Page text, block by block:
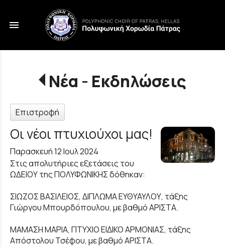
menu
Νέα - Εκδηλώσεις
Επιστροφή
Οι νέοι πτυχιούχοι μας!
Παρασκευή 12 Ιουλ 2024
Στις απολυτήριες εξετάσεις του
ΩΔΕΙΟΥ της ΠΟΛΥΦΩΝΙΚΗΣ δόθηκαν:
ΣΙΩΖΟΣ ΒΑΣΙΛΕΙΟΣ, ΔΙΠΛΩΜΑ ΕΥΘΥΑΥΛΟΥ, τάξης
Γιώργου Μπουρδόπουλου, με βαθμό ΑΡΙΣΤΑ.
ΜΑΜΑΣΗ ΜΑΡΙΑ, ΠΤΥΧΙΟ ΕΙΔΙΚΟ ΑΡΜΟΝΙΑΣ, τάξης
Απόστολου Τσέφου, με βαθμό ΑΡΙΣΤΑ.